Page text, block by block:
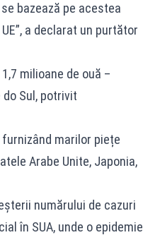
bazează pe acestea
a declarat un purtător
milioane de ouă –
Sul, potrivit
marilor piețe
Arabe Unite, Japonia,
numărului de cazuri
în SUA, unde o epidemie